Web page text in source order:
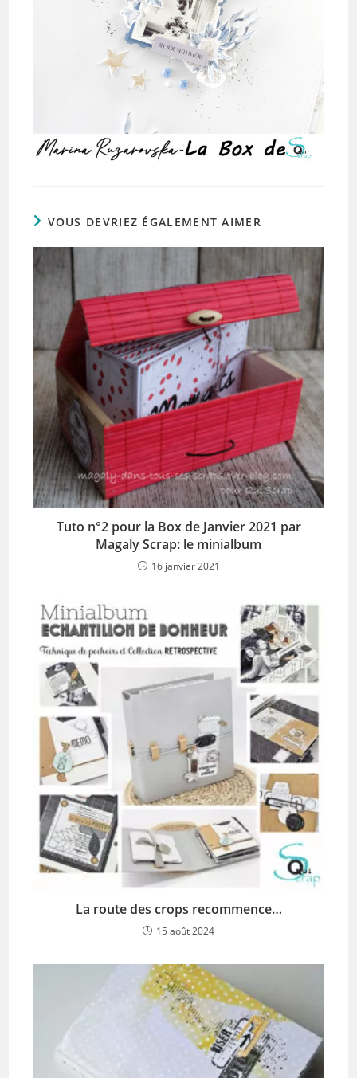
VOUS DEVRIEZ ÉGALEMENT AIMER
Tuto n°2 pour la Box de Janvier 2021 par
Magaly Scrap: le minialbum
16 janvier 2021
La route des crops recommence…
15 août 2024